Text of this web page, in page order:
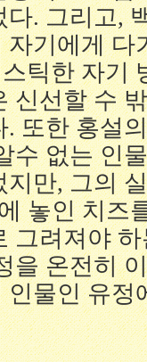
. 그리고,
기에게 다
틱한 자기
신선할 수
또한 홍설
수 없는 인
만, 그의
놓인 치즈
그려져야
을 온전히
물인 유정